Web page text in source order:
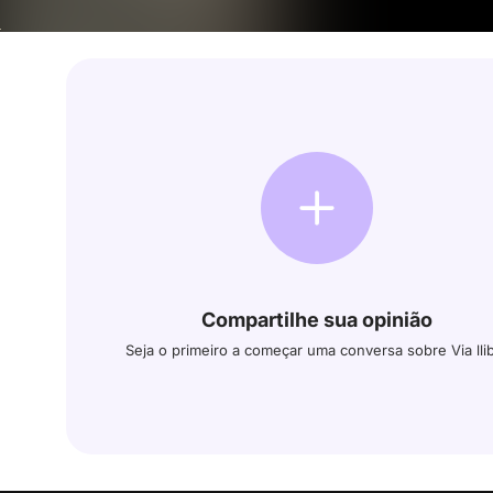
Compartilhe sua opinião
Seja o primeiro a começar uma conversa sobre Via